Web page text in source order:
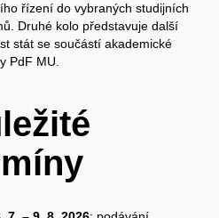
řízení do vybraných studijních
Druhé kolo představuje další
stát se součástí akademické
PdF MU.